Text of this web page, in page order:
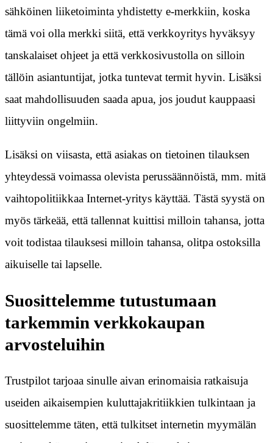
sähköinen liiketoiminta yhdistetty e-merkkiin, koska
tämä voi olla merkki siitä, että verkkoyritys hyväksyy
tanskalaiset ohjeet ja että verkkosivustolla on silloin
tällöin asiantuntijat, jotka tuntevat termit hyvin. Lisäksi
saat mahdollisuuden saada apua, jos joudut kauppaasi
liittyviin ongelmiin.
Lisäksi on viisasta, että asiakas on tietoinen tilauksen
yhteydessä voimassa olevista perussäännöistä, mm. mitä
vaihtopolitiikkaa Internet-yritys käyttää. Tästä syystä on
myös tärkeää, että tallennat kuittisi milloin tahansa, jotta
voit todistaa tilauksesi milloin tahansa, olitpa ostoksilla
aikuiselle tai lapselle.
Suosittelemme tutustumaan
tarkemmin verkkokaupan
arvosteluihin
Trustpilot tarjoaa sinulle aivan erinomaisia ratkaisuja
useiden aikaisempien kuluttajakritiikkien tulkintaan ja
suosittelemme täten, että tulkitset internetin myymälän